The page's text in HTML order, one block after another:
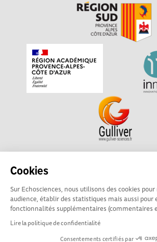
Cookies
Sur Echosciences, nous utilisons des cookies
audience, établir des statistiques mais aussi pour
fonctionnalités supplémentaires (commentaires
Lire la politique de confidentialité
Consentements certifiés par
Echosciences Sud Provence-Alpes-Côte
académique pour la Recherche et
Alpes-Côte d'Azur. La plateforme est mise
vous parGulliver